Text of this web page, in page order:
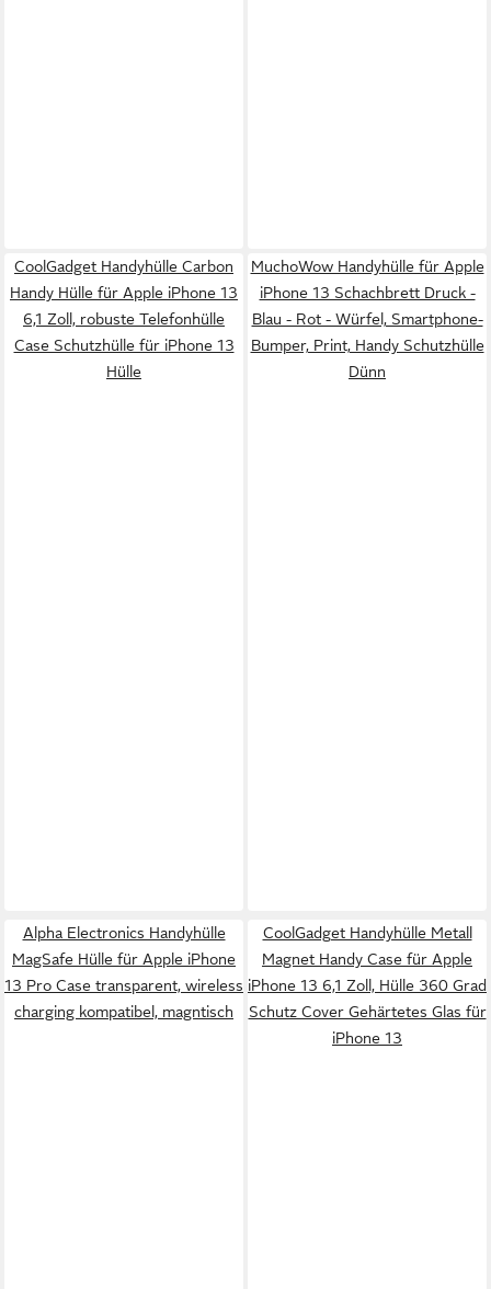
CoolGadget Handyhülle Carbon
Handy Hülle für Apple iPhone 13
6,1 Zoll, robuste Telefonhülle
Case Schutzhülle für iPhone 13
Hülle
MuchoWow Handyhülle für Apple
iPhone 13 Schachbrett Druck -
Blau - Rot - Würfel, Smartphone-
Bumper, Print, Handy Schutzhülle
Dünn
Alpha Electronics Handyhülle
MagSafe Hülle für Apple iPhone
13 Pro Case transparent, wireless
charging kompatibel, magntisch
CoolGadget Handyhülle Metall
Magnet Handy Case für Apple
iPhone 13 6,1 Zoll, Hülle 360 Grad
Schutz Cover Gehärtetes Glas für
iPhone 13